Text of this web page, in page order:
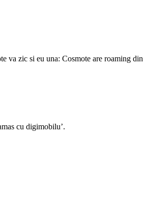
va zic si eu una: Cosmote are roaming
cu digimobilu’.